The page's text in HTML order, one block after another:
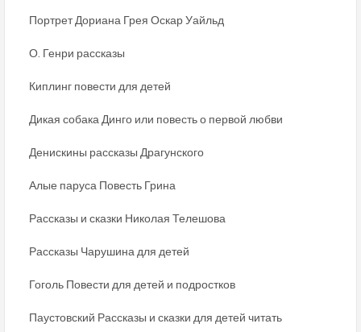
Портрет Дориана Грея Оскар Уайльд
О. Генри рассказы
Киплинг повести для детей
Дикая собака Динго или повесть о первой любви
Денискины рассказы Драгунского
Алые паруса Повесть Грина
Рассказы и сказки Николая Телешова
Рассказы Чарушина для детей
Гоголь Повести для детей и подростков
Паустовский Рассказы и сказки для детей читать